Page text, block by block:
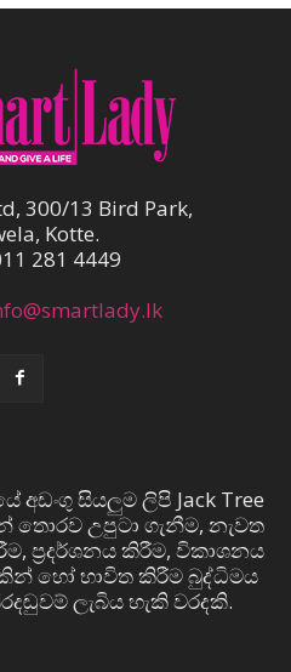
300/13 Bird Park,
Kotte.
281 4449
අඩංගු සියලුම ලිපි Jack Tree
තොරව උපුටා ගැනීම, නැවත
ප්‍රදර්ශනය කිරීම, විකාශනය
හෝ භාවිත කිරීම බුද්ධිමය
ලැබිය හැකි වරදකි.